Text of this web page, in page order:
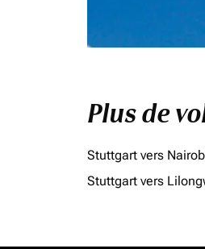
Plus de
Stuttgart vers
Stuttgart vers